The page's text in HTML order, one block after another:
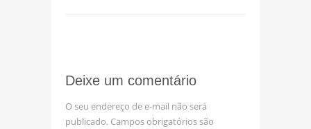
Deixe um comentário
O seu endereço de e-mail não será
publicado. Campos obrigatórios são